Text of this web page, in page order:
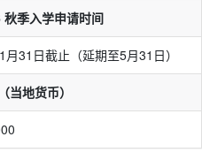
秋季入学申请时间
月31日截止（延期至5月31日）
当地货币）